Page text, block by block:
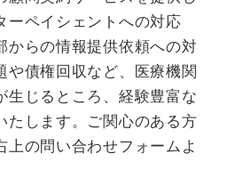
ーペイシェントへの対応
からの情報提供依頼への対
や債権回収など、医療機関
生じるところ、経験豊富な
たします。ご関心のある方
上の問い合わせフォームよ